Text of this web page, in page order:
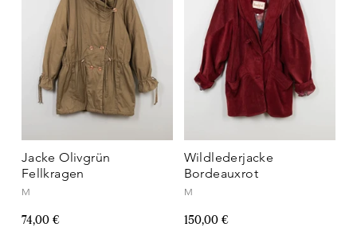
Jacke Olivgrün
Fellkragen
M
74,00 €
Wildlederjacke
Bordeauxrot
M
150,00 €